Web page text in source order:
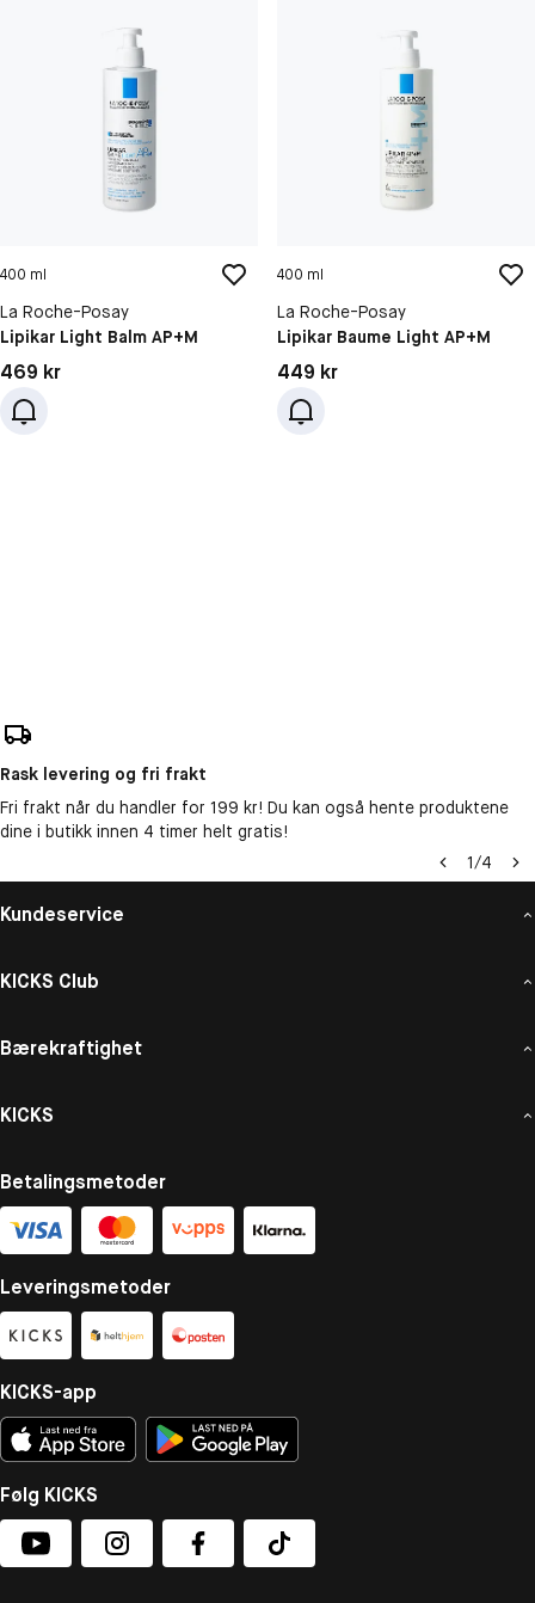
400 ml
La Roche-Posay
Lipikar Light Balm AP+M
Pris: 469 kr
469 kr
400 ml
La Roche-Posay
Lipikar Baume Light AP+M
Pris: 449 kr
449 kr
Rask levering og fri frakt
Fri frakt når du handler for 199 kr! Du kan også hente produktene
dine i butikk innen 4 timer helt gratis!
1/4
Kundeservice
KICKS Club
Bærekraftighet
KICKS
Betalingsmetoder
Leveringsmetoder
KICKS-app
Følg KICKS